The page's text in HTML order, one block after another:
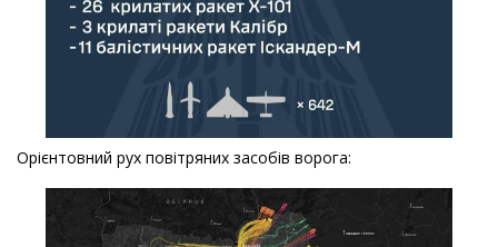
Орієнтовний рух повітряних засобів ворога: